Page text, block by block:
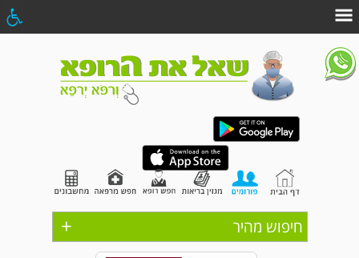
+ חיפוש מהיר